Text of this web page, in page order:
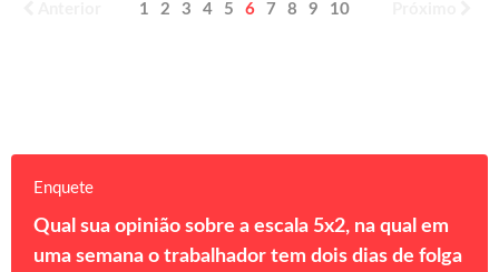
1 2 3 4 5 6 7 8 9 10
Enquete
Qual sua opinião sobre a escala 5x2, na qual em
uma semana o trabalhador tem dois dias de folga